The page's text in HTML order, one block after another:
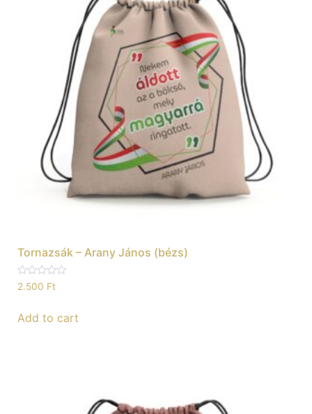
Tornazsák – Arany János (bézs)
Rated
0
5
2.500 Ft
Add to cart